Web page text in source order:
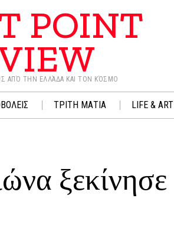
POINT
ΑΠΌ ΤΗΝ ΕΛΛΆΔΑ ΚΑΙ ΤΟΝ ΚΌΣΜΟ
ΤΡΙΤΗ ΜΑΤΙΑ LIFE & ART
ξεκίνησε